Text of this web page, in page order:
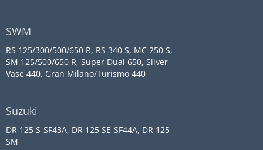
SWM
RS 125/300/500/650 R, RS 340 S, MC 250 S,
SM 125/500/650 R, Super Dual 650, Silver
Vase 440, Gran Milano/Turismo 440
Suzuki
DR 125 S-SF43A, DR 125 SE-SF44A, DR 125
SM